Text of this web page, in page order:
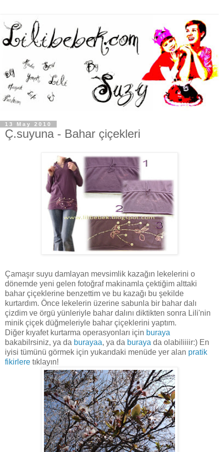
13 May 2010
Ç.suyuna - Bahar çiçekleri
Çamaşır suyu damlayan mevsimlik kazağın lekelerini o
dönemde yeni gelen fotoğraf makinamla çektiğim alttaki
bahar çiçeklerine benzettim ve bu kazağı bu şekilde
kurtardım. Önce lekelerin üzerine sabunla bir bahar dalı
çizdim ve örgü yünleriyle bahar dalını diktikten sonra Lili'nin
minik çiçek düğmeleriyle bahar çiçeklerini yaptım.
Diğer kıyafet kurtarma operasyonları için buraya
bakabilrsiniz, ya da burayaa, ya da buraya da olabiliiiir:) En
iyisi tümünü görmek için yukarıdaki menüde yer alan pratik
fikirlere tıklayın!